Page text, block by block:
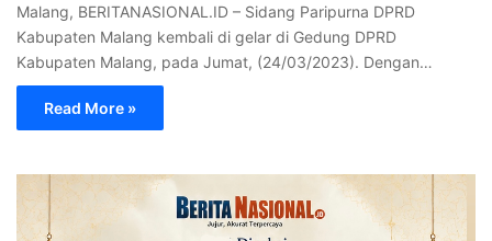
Malang, BERITANASIONAL.ID – Sidang Paripurna DPRD
Kabupaten Malang kembali di gelar di Gedung DPRD
Kabupaten Malang, pada Jumat, (24/03/2023). Dengan…
Read More »